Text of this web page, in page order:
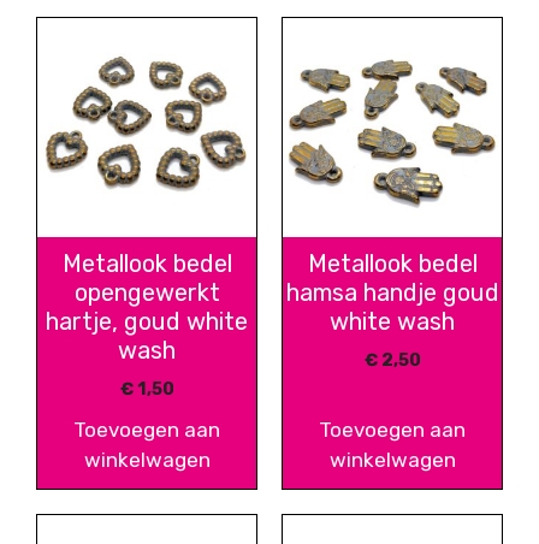
Metallook bedel
opengewerkt
hartje, goud white
wash
€1,50
Toevoegen aan
winkelwagen
Metallook bedel
hamsa handje goud
white wash
€2,50
Toevoegen aan
winkelwagen